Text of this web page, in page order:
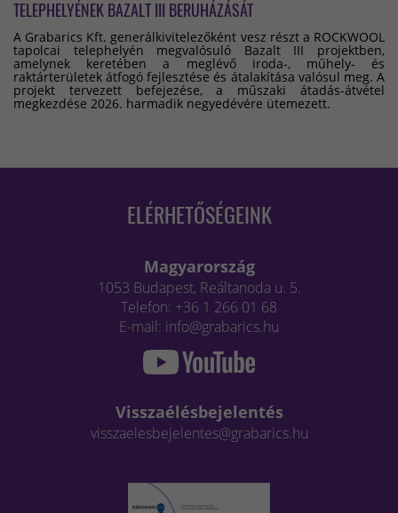
TELEPHELYÉNEK BAZALT III BERUHÁZÁSÁT
A Grabarics Kft. generálkivitelezőként vesz részt a ROCKWOOL
tapolcai telephelyén megvalósuló Bazalt III projektben,
amelynek keretében a meglévő iroda-, műhely- és
raktárterületek átfogó fejlesztése és átalakítása valósul meg. A
projekt tervezett befejezése, a műszaki átadás-átvétel
megkezdése 2026. harmadik negyedévére ütemezett.
ELÉRHETŐSÉGEINK
Magyarország
1053 Budapest, Reáltanoda u. 5.
Telefon: +36 1 266 01 68
E-mail: info@grabarics.hu
Visszaélésbejelentés
visszaelesbejelentes@grabarics.hu